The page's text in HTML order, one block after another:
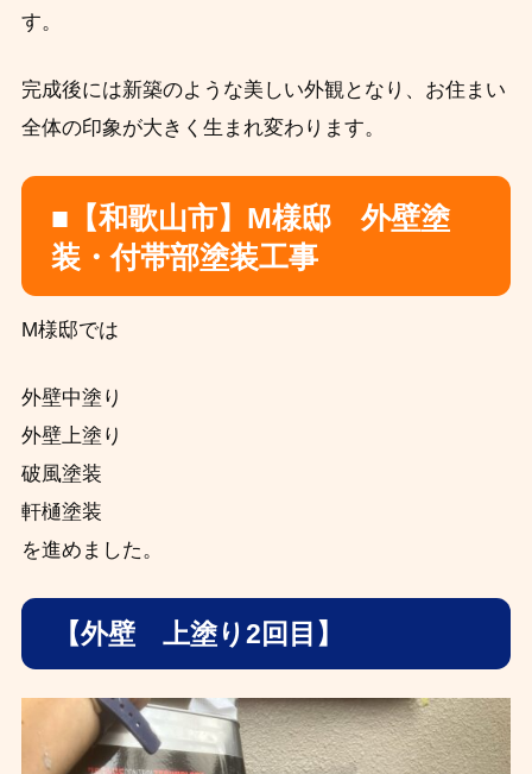
す。
完成後には新築のような美しい外観となり、お住まい
全体の印象が大きく生まれ変わります。
■【和歌山市】M様邸 外壁塗
装・付帯部塗装工事
M様邸では
外壁中塗り
外壁上塗り
破風塗装
軒樋塗装
を進めました。
【外壁 上塗り2回目】